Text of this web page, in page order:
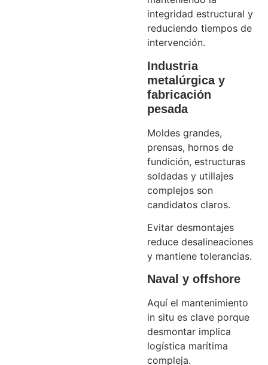
integridad estructural y
reduciendo tiempos de
intervención.
Industria
metalúrgica y
fabricación
pesada
Moldes grandes,
prensas, hornos de
fundición, estructuras
soldadas y utillajes
complejos son
candidatos claros.
Evitar desmontajes
reduce desalineaciones
y mantiene tolerancias.
Naval y offshore
Aquí el mantenimiento
in situ es clave porque
desmontar implica
logística marítima
compleja.